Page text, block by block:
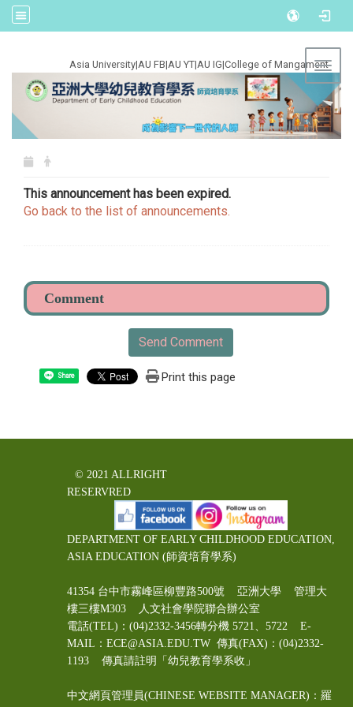
Asia University|AU FB|AU YT|AU IG|College of Mangament
This announcement has been expired.
Go back to the list of announcements.
Send Comment
Share Print this page
© 2021 ALLRIGHT
RESERVRED
DEPARTMENT OF EARLY CHILDHOOD EDUCATION,
ASIA EDUCATION (師資培育學系)
41354 台中市霧峰區柳豐路500號 亞洲大學 管理大
樓三樓M303 人文社會學院聯合辦公室
電話(TEL)：(04)2332-3456轉分機 5721、5722 E-
MAIL：ECE@ASIA.EDU.TW 傳真(FAX)：(04)2332-
1193 傳真請註明「幼兒教育學系收」
中文網頁管理員(CHINESE WEBSITE MANAGER)：羅